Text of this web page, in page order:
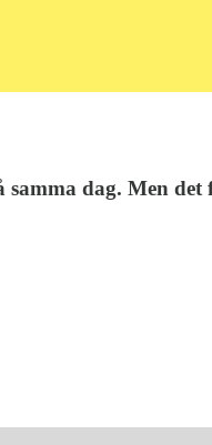
dag. Men